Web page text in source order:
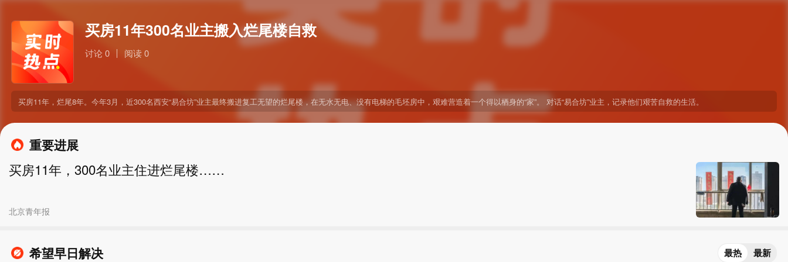
买房11年300名业主搬入烂尾楼自救
讨论 0 阅读 0
买房11年，烂尾8年。今年3月，近300名西安“易合坊”业主最终搬进复工无望的烂尾楼，在无水无电、没有电梯的毛坯房中，艰难营造着一个得以栖身的“家”。 对话“易合坊”业主，记录他们艰苦自救的生活。
重要进展
买房11年，300名业主住进烂尾楼……
北京青年报
希望早日解决 最热 最新